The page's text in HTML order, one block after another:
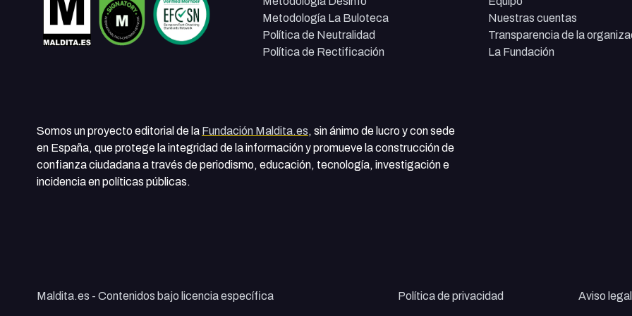
Metodología La Buloteca
Política de Neutralidad
Política de Rectificación
Nuestras cuentas
Transparencia de la
La Fundación
Somos un proyecto editorial de la Fundación Maldita.es, sin ánimo de lucro y con sede
en España, que protege la integridad de la información y promueve la construcción de
confianza ciudadana a través de periodismo, educación, tecnología, investigación e
incidencia en políticas públicas.
Maldita.es - Contenidos bajo licencia específica Política de privacidad Aviso legal